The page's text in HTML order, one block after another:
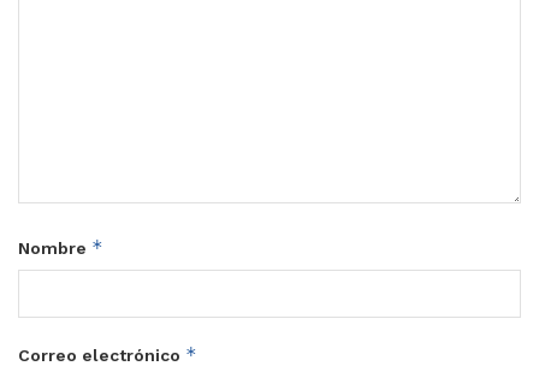
Nombre *
Correo electrónico *